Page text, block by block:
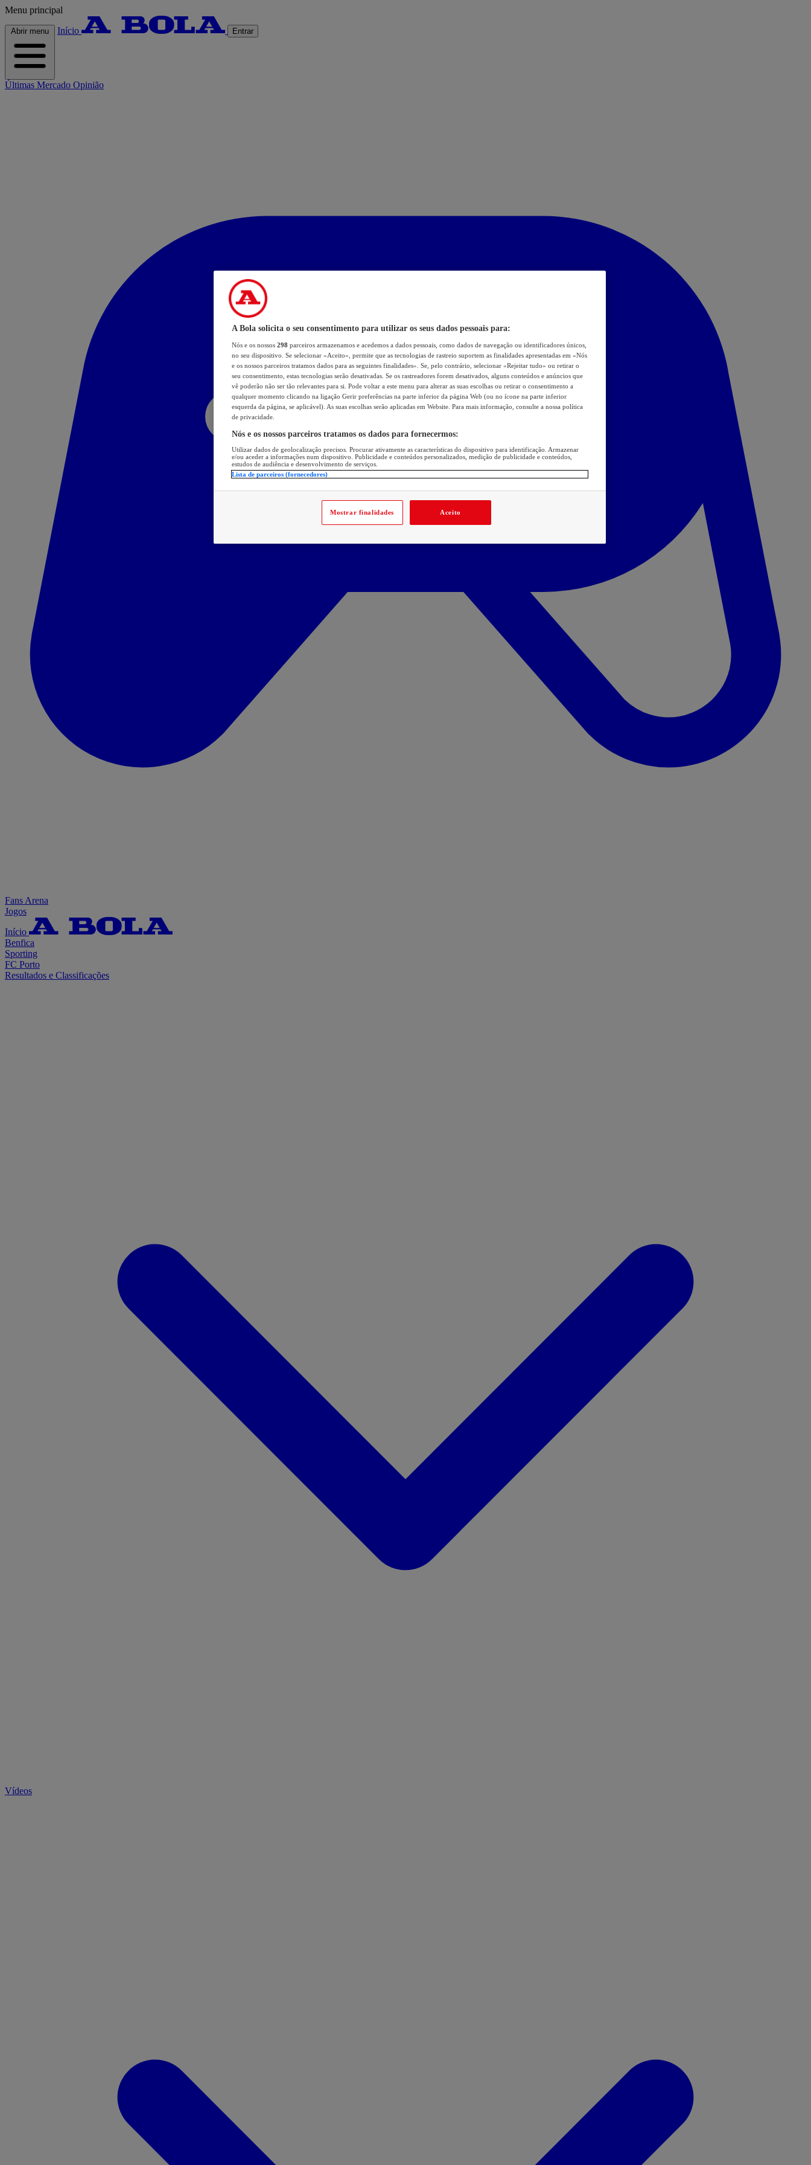
Menu principal
Abrir menu Início Entrar
Últimas Mercado Opinião
Fans Arena
Jogos
Início
Benfica
Sporting
FC Porto
Resultados e Classificações
Vídeos
A Bola solicita o seu consentimento para utilizar os seus dados pessoais para:
Nós e os nossos 298 parceiros armazenamos e acedemos a dados pessoais, como dados de navegação ou identificadores únicos,
no seu dispositivo. Se selecionar «Aceito», permite que as tecnologias de rastreio suportem as finalidades apresentadas em «Nós
e os nossos parceiros tratamos dados para as seguintes finalidades». Se, pelo contrário, selecionar «Rejeitar tudo» ou retirar o
seu consentimento, estas tecnologias serão desativadas. Se os rastreadores forem desativados, alguns conteúdos e anúncios que
vê poderão não ser tão relevantes para si. Pode voltar a este menu para alterar as suas escolhas ou retirar o consentimento a
qualquer momento clicando na ligação Gerir preferências na parte inferior da página Web (ou no ícone na parte inferior
esquerda da página, se aplicável). As suas escolhas serão aplicadas em Website. Para mais informação, consulte a nossa política
de privacidade.
Nós e os nossos parceiros tratamos os dados para fornecermos:
Utilizar dados de geolocalização precisos. Procurar ativamente as características do dispositivo para identificação. Armazenar
e/ou aceder a informações num dispositivo. Publicidade e conteúdos personalizados, medição de publicidade e conteúdos,
estudos de audiência e desenvolvimento de serviços.
Lista de parceiros (fornecedores)
Mostrar finalidades Aceito